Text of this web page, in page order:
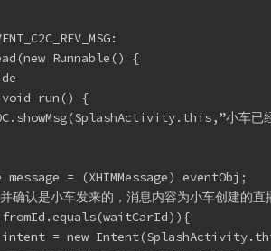
Runnable() {
run() {
小车已
message = (XHIMMessage) eventObj;
认是小车发来的，消息内容为小车创建的直
= new